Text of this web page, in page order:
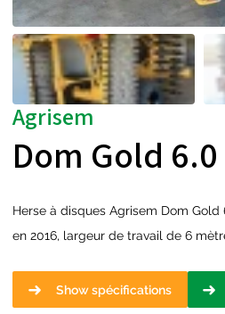
Agrisem
Dom Gold 6.0
Herse à disques Agrisem Dom
en 2016, largeur de travail de 6
Show spécifications